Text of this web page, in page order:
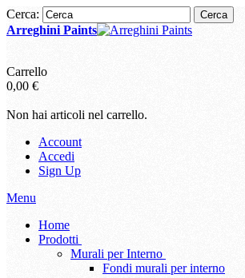
Cerca: Cerca
Arreghini Paints
Carrello
0,00 €
Non hai articoli nel carrello.
Account
Accedi
Sign Up
Menu
Home
Prodotti
Murali per Interno
Fondi murali per interno